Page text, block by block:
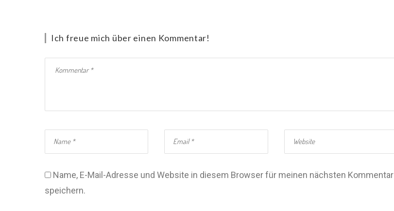
Ich freue mich über einen Kommentar!
Name, E-Mail-Adresse und Website in diesem Browser für meinen nächsten Kommentar
speichern.